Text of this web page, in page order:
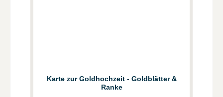
Karte zur Goldhochzeit - Goldblätter &
Ranke